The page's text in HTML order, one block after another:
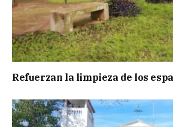
Refuerzan la limpieza de los